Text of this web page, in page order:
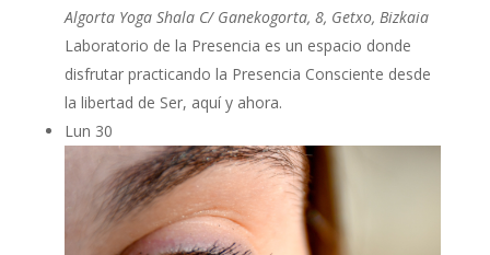
Algorta Yoga Shala C/ Ganekogorta, 8, Getxo, Bizkaia
Laboratorio de la Presencia es un espacio donde
disfrutar practicando la Presencia Consciente desde
la libertad de Ser, aquí y ahora.
Lun 30